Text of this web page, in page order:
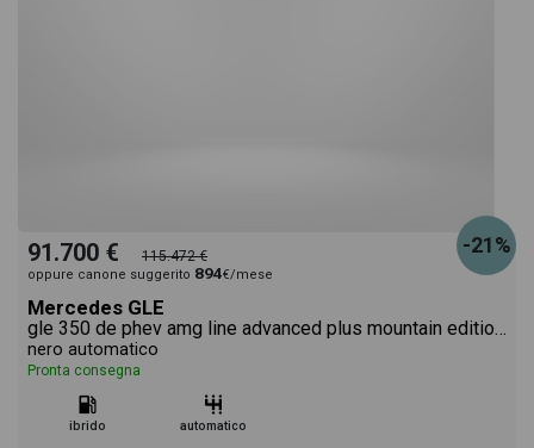
-21%
91.700 € 115.472 €
oppure canone suggerito 894€/mese
Mercedes GLE
gle 350 de phev amg line advanced plus mountain edition 4matic auto
nero automatico
Pronta consegna
ibrido automatico